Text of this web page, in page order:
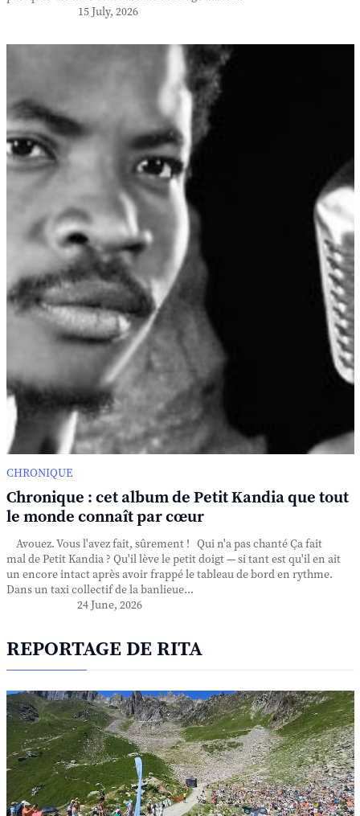
15 July, 2026
CHRONIQUE
Chronique : cet album de Petit Kandia que tout
le monde connaît par cœur
Avouez. Vous l'avez fait, sûrement ! Qui n'a pas chanté Ça fait
mal de Petit Kandia ? Qu'il lève le petit doigt — si tant est qu'il en ait
un encore intact après avoir frappé le tableau de bord en rythme.
Dans un taxi collectif de la banlieue...
24 June, 2026
REPORTAGE DE RITA